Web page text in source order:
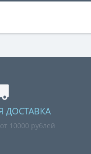
ДОСТАВКА
10000 рублей